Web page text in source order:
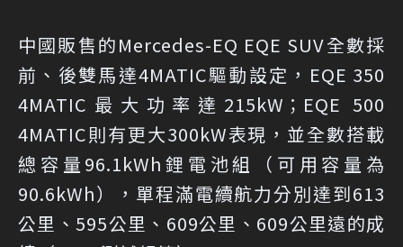
中國販售的Mercedes-EQ EQE SUV全數採
前、後雙馬達4MATIC驅動設定，EQE 350
4MATIC最大功率達215kW；EQE 500
4MATIC則有更大300kW表現，並全數搭載
總容量96.1kWh鋰電池組（可用容量為
90.6kWh），單程滿電續航力分別達到613
公里、595公里、609公里、609公里遠的成